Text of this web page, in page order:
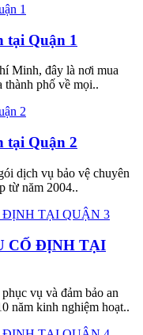
tại Quận 1
Minh, đây là nơi mua
thành phố về mọi..
tại Quận 2
dịch vụ bảo vệ chuyên
từ năm 2004..
CỐ ĐỊNH TẠI
vụ và đảm bảo an
năm kinh nghiệm hoạt..